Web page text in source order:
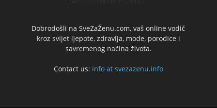
Dobrodošli na SveZaŽenu.com, vaš online vodič
kroz svijet ljepote, zdravlja, mode, porodice i
savremenog načina života.
Contact us: info at svezazenu.info